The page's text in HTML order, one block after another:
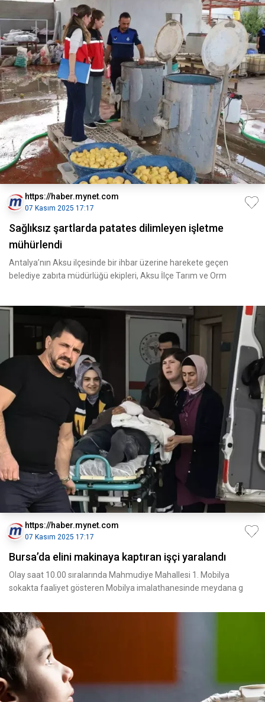
https://haber.mynet.com
07 Kasım 2025 17:17
Sağlıksız şartlarda patates dilimleyen işletme
mühürlendi
Antalya’nın Aksu ilçesinde bir ihbar üzerine harekete geçen
belediye zabıta müdürlüğü ekipleri, Aksu İlçe Tarım ve Orm
https://haber.mynet.com
07 Kasım 2025 17:17
Bursa’da elini makinaya kaptıran işçi yaralandı
Olay saat 10.00 sıralarında Mahmudiye Mahallesi 1. Mobilya
sokakta faaliyet gösteren Mobilya imalathanesinde meydana g